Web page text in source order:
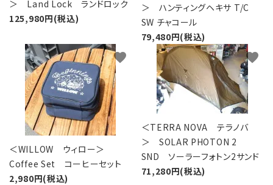
＞ Land Lock ランドロック
125,980円(税込)
＞ ハンティングヘキサ T/C
SW チャコール
79,480円(税込)
＜WILLOW ウィロー＞
Coffee Set コーヒーセット
2,980円(税込)
favorite
＜TERRA NOVA テラノバ
＞ SOLAR PHOTON 2
SND ソーラーフォトン2サンド
71,280円(税込)
favorite